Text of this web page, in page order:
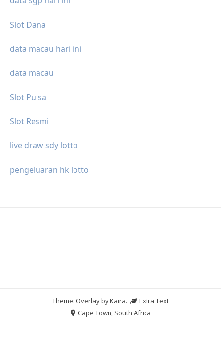
Slot Dana
data macau hari ini
data macau
Slot Pulsa
Slot Resmi
live draw sdy lotto
pengeluaran hk lotto
Theme: Overlay byKaira.
Extra Text
Cape Town, South Africa